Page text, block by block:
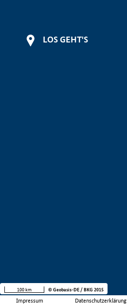
LOS GEHT'S
Impressum Datenschutzerklärung
100 km © Geobasis-DE / BKG 2015